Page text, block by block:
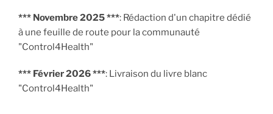
*** Novembre 2025 ***: Rédaction d'un chapitre dédié
à une feuille de route pour la communauté
"Control4Health"
*** Février 2026 ***: Livraison du livre blanc
"Control4Health"